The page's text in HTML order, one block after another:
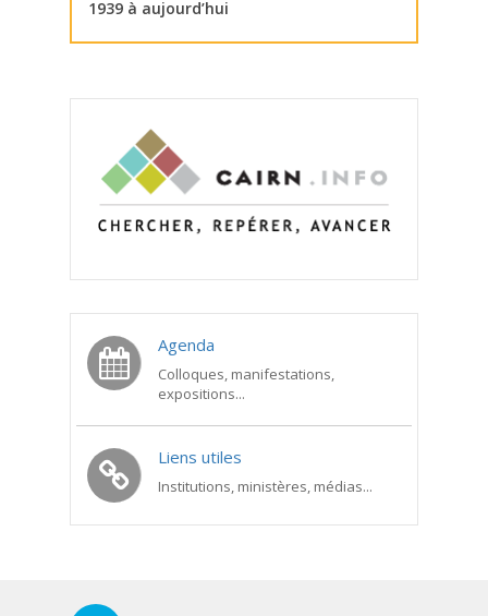
1939 à aujourd’hui
Agenda
Colloques, manifestations,
expositions...
Liens utiles
Institutions, ministères, médias...